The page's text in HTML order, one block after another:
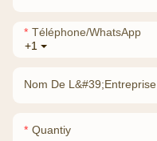
+1
Téléphone/WhatsApp
Nom De L&#39;entreprise
Quantiy